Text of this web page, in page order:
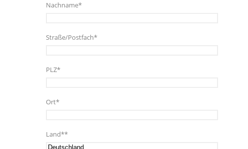
Nachname*
Straße/Postfach*
PLZ*
Ort*
Land**